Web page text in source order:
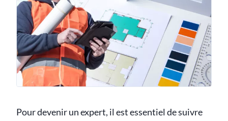
Pour devenir un expert, il est essentiel de suivre